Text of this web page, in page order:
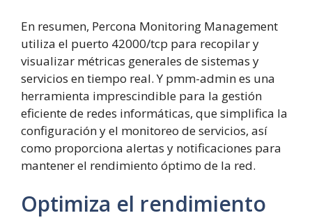
En resumen, Percona Monitoring Management
utiliza el puerto 42000/tcp para recopilar y
visualizar métricas generales de sistemas y
servicios en tiempo real. Y pmm-admin es una
herramienta imprescindible para la gestión
eficiente de redes informáticas, que simplifica la
configuración y el monitoreo de servicios, así
como proporciona alertas y notificaciones para
mantener el rendimiento óptimo de la red.
Optimiza el rendimiento